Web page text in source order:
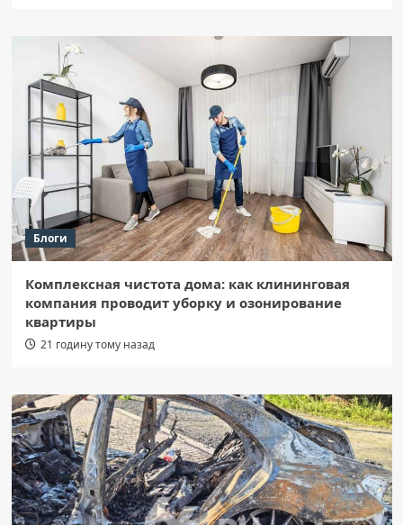
Блоги
Комплексная чистота дома: как клининговая
компания проводит уборку и озонирование
квартиры
21 годину тому назад